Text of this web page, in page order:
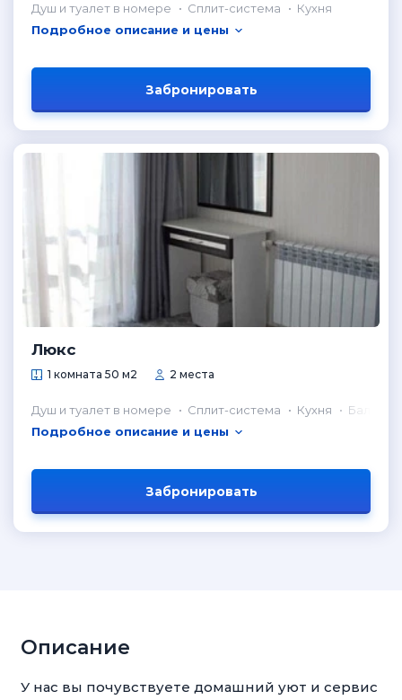
Душ и туалет в номере Сплит-система
Кухня
Подробное описание и цены
Забронировать
Люкс
1 комната 50 м2 2 места
Душ и туалет в номере Сплит-система Кухня
Балкон
Подробное описание и цены
Забронировать
Описание
У нас вы почувствуете домашний уют и сервис